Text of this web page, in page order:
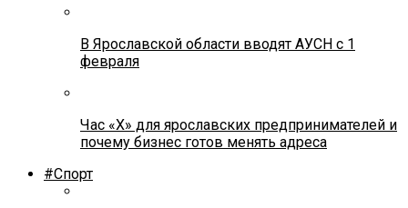
В Ярославской области вводят АУСН с 1
февраля
Час «Х» для ярославских предпринимателей и
почему бизнес готов менять адреса
#Спорт